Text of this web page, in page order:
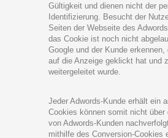
Gültigkeit und dienen nicht der
Identifizierung. Besucht der
Seiten der Webseite des
das Cookie ist noch nicht
Google und der Kunde
auf die Anzeige geklickt hat und
weitergeleitet wurde.
Jeder Adwords-Kunde erhält ein
Cookies können somit nicht über
von Adwords-Kunden
mithilfe des Conversion-Cookies